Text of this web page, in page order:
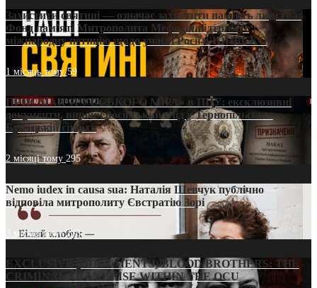
Захистити святині — означає захистити пам’ять людства:
Фонд пам’яті Митрополита Мефодія підтримує
міжнародну петицію щодо участі Росії в ЮНЕСКО
1 місяць тому59
ПРИСМАК «РУССЬКОГО МІРА» в ПЦУ: ексклюзивні
документи, вирок і російський слід у Тернопільсько-
Бучацькій єпархії
2 місяці тому 295
Nemo iudex in causa sua: Наталія Шевчук публічно
відповіла митрополиту Євстратію Зорі
3 місяці тому213
EXCLUSIVE (DOCUMENTS)/BLOOD BROTHERS: THE
CRIMINAL FRANCHISE WITHIN THE OCU